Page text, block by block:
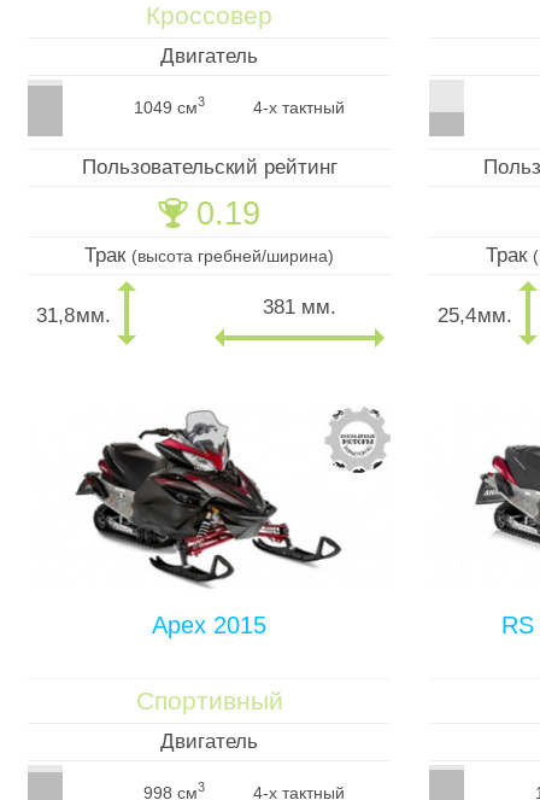
Кроссовер
Двигатель
1049 см3 4-х тактный
Пользовательский рейтинг
🏆 0.19
Трак (высота гребней/ширина)
31,8мм. 381 мм.
Трак
25,4мм.
Apex 2015
Спортивный
Двигатель
998 см3 4-х тактный